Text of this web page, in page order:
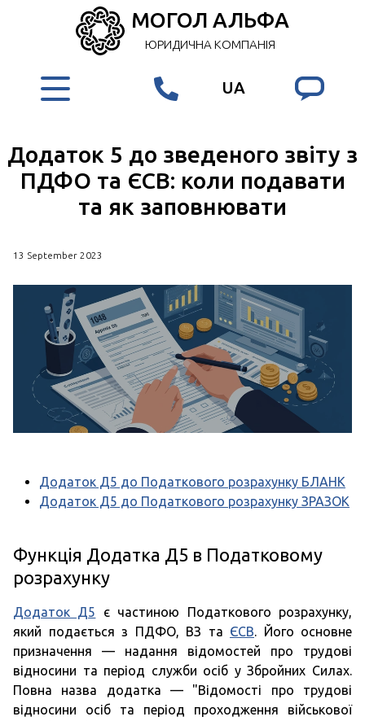
МОГОЛ АЛЬФА
ЮРИДИЧНА КОМПАНІЯ
UA
Додаток 5 до зведеного звіту з
ПДФО та ЄСВ: коли подавати
та як заповнювати
13 September 2023
Додаток Д5 до Податкового розрахунку БЛАНК
Додаток Д5 до Податкового розрахунку ЗРАЗОК
Функція Додатка Д5 в Податковому
розрахунку
Додаток Д5 є частиною Податкового розрахунку,
який подається з ПДФО, ВЗ та ЄСВ. Його основне
призначення — надання відомостей про трудові
відносини та період служби осіб у Збройних Силах.
Повна назва додатка — "Відомості про трудові
відносини осіб та період проходження військової